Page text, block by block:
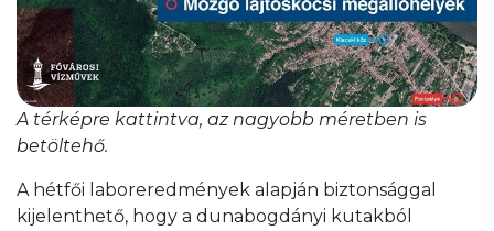
A térképre kattintva, az nagyobb méretben is
betöltehő.
A hétfői laboreredmények alapján biztonsággal
kijelenthető, hogy a dunabogdányi kutakból